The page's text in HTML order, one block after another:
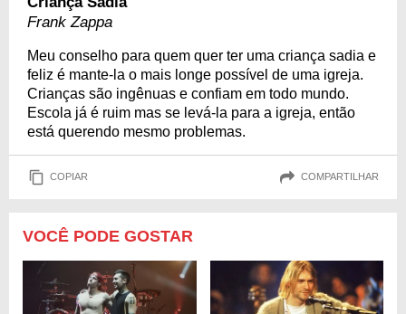
Frank Zappa
Meu conselho para quem quer ter uma criança sadia e
feliz é mante-la o mais longe possível de uma igreja.
Crianças são ingênuas e confiam em todo mundo.
Escola já é ruim mas se levá-la para a igreja, então
está querendo mesmo problemas.
COPIAR COMPARTILHAR
VOCÊ PODE GOSTAR